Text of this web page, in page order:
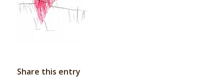
Share this entry